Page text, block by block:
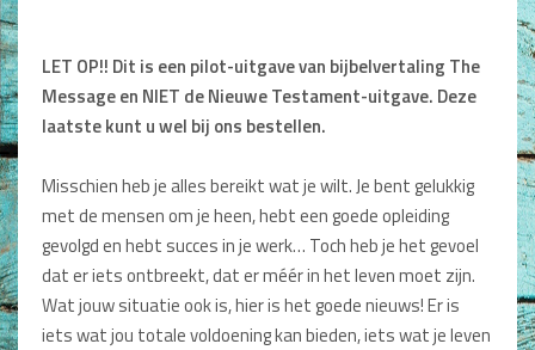
Cadeauboeken
Gideonietjes
Gebed
Bijbel en Wetenschap
Alphacursus
LET OP!! Dit is een pilot-uitgave van bijbelvertaling The
Message en NIET de Nieuwe Testament-uitgave. Deze
laatste kunt u wel bij ons bestellen.
Misschien heb je alles bereikt wat je wilt. Je bent gelukkig
met de mensen om je heen, hebt een goede opleiding
gevolgd en hebt succes in je werk… Toch heb je het gevoel
dat er iets ontbreekt, dat er méér in het leven moet zijn.
Wat jouw situatie ook is, hier is het goede nieuws! Er is
iets wat jou totale voldoening kan bieden, iets wat je leven